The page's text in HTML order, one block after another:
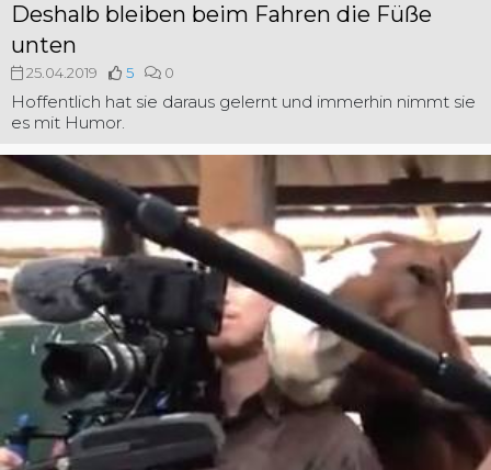
Deshalb bleiben beim Fahren die Füße
unten
25.04.2019 5 0
Hoffentlich hat sie daraus gelernt und immerhin nimmt sie
es mit Humor.